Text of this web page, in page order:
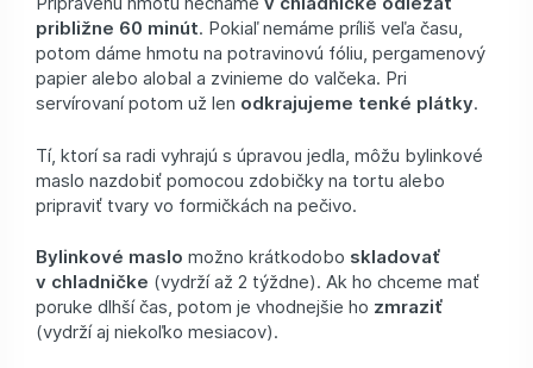
približne 60 minút. Pokiaľ nemáme príliš veľa času,
potom dáme hmotu na potravinovú fóliu, pergamenový
papier alebo alobal a zvinieme do valčeka. Pri
servírovaní potom už len odkrajujeme tenké plátky.
Tí, ktorí sa radi vyhrajú s úpravou jedla, môžu bylinkové
maslo nazdobiť pomocou zdobičky na tortu alebo
pripraviť tvary vo formičkách na pečivo.
Bylinkové maslo možno krátkodobo skladovať
v chladničke (vydrží až 2 týždne). Ak ho chceme mať
poruke dlhší čas, potom je vhodnejšie ho zmraziť
(vydrží aj niekoľko mesiacov).